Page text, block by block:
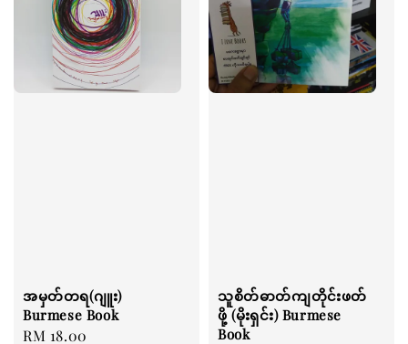
အမှတ်တရ(ဂျူး)
Burmese Book
Regular
RM 18.00
သူစိတ်ဓာတ်ကျတိုင်းဖတ်
ဖို့ (မိုးရှင်း) Burmese
Book